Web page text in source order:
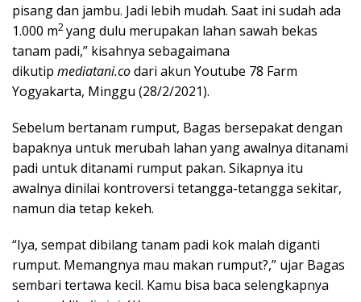
pisang dan jambu. Jadi lebih mudah. Saat ini sudah ada
1.000 m2yang dulu merupakan lahan sawah bekas
tanam padi,” kisahnya sebagaimana
dikutip mediatani.codari akun Youtube 78 Farm
Yogyakarta, Minggu (28/2/2021).
Sebelum bertanam rumput, Bagas bersepakat dengan
bapaknya untuk merubah lahan yang awalnya ditanami
padi untuk ditanami rumput pakan. Sikapnya itu
awalnya dinilai kontroversi tetangga-tetangga sekitar,
namun dia tetap kekeh.
“Iya, sempat dibilang tanam padi kok malah diganti
rumput. Memangnya mau makan rumput?,” ujar Bagas
sembari tertawa kecil. Kamu bisa baca selengkapnya